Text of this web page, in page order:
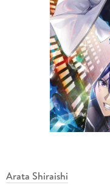
Arata Shiraishi